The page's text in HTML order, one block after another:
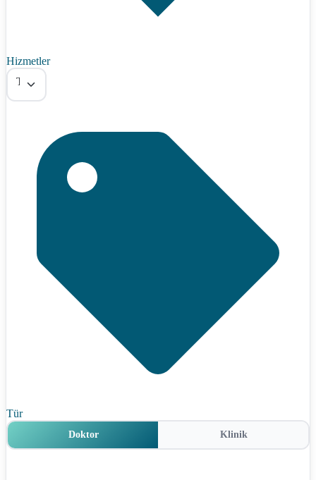
Hizmetler
Tümü
Tür
Doktor Klinik